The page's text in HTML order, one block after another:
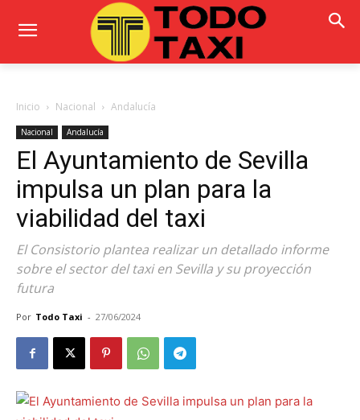
Inicio Nacional Andalucía
Nacional Andalucía
El Ayuntamiento de Sevilla
impulsa un plan para la
viabilidad del taxi
El Consistorio plantea realizar un detallado informe
sobre el sector del taxi en Sevilla y su proyección
futura
Por Todo Taxi - 27/06/2024